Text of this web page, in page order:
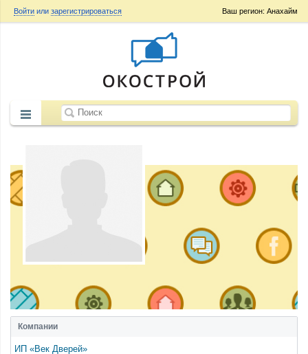
Ваш регион: Анахайм
Войти или зарегистрироваться
Компании
ИП «Век Дверей»